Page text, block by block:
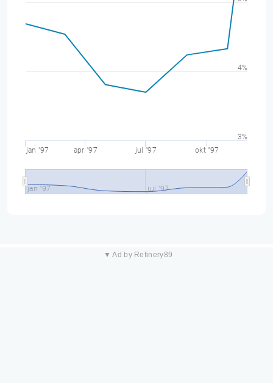
jan "97 apr "97 jul "97 okt "97
jan "97 jul "97
4%
3%
▼ Ad by Refinery89